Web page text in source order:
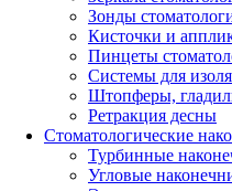
Зонды
Кисточки и
Пинцеты
Системы для
Штопферы,
Ретракция десны
Стоматологические
Турбинные
Угловые